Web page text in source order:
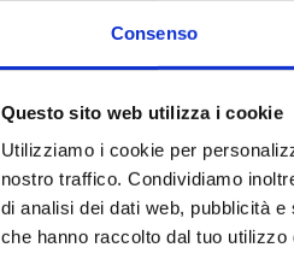
Consenso
Questo sito web utilizza i cookie
Utilizziamo i cookie per
nostro traffico. Condividiamo
di analisi dei dati web, pubblicità
che hanno raccolto dal tuo utilizzo